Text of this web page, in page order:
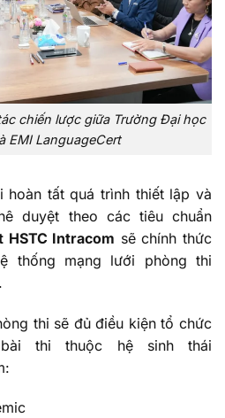
chiến lược giữa Trường Đại học
EMI LanguageCert
hoàn tất quá trình thiết lập và
duyệt theo các tiêu chuẩn
HSTC Intracom sẽ chính thức
thống mạng lưới phòng thi
thi sẽ đủ điều kiện tổ chức
thi thuộc hệ sinh thái